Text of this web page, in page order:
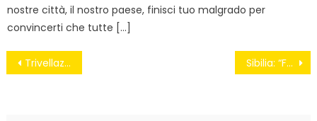
nostre città, il nostro paese, finisci tuo malgrado per
convincerti che tutte […]
Navigazione
Trivellazioni, nessun angolo d’Italia può pagare un prezzo così alto Sibilia: “Farsa sulle Province” gazebo contro il decreto Delrio